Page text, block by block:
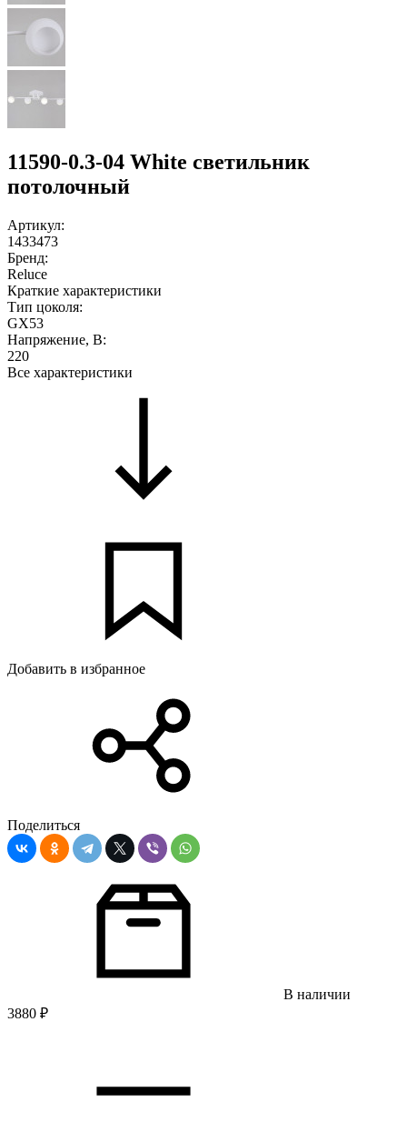
11590-0.3-04 White светильник
потолочный
Артикул:
1433473
Бренд:
Reluce
Краткие характеристики
Тип цоколя:
GX53
Напряжение, В:
220
Все характеристики
Добавить в избранное
Поделиться
В наличии
3880 ₽